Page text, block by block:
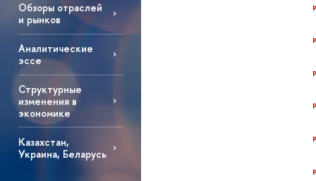
Обзоры отраслей
и рынков
Аналитические
эссе
Структурные
изменения в
экономике
Казахстан,
Украина, Беларусь